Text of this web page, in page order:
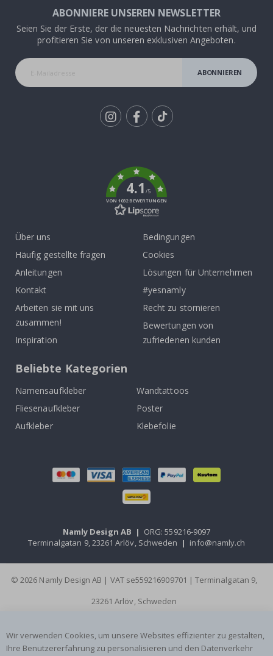
ABONNIERE UNSEREN NEWSLETTER
Seien Sie der Erste, der die neuesten Nachrichten erhält, und
profitieren Sie von unseren exklusiven Angeboten.
ABONNIEREN
4.1/5
VON 1032 BEWERTUNGEN
Über uns
Häufig gestellte fragen
Anleitungen
Kontakt
Arbeiten sie mit uns
zusammen!
Inspiration
Bedingungen
Cookies
Lösungen für Unternehmen
#yesnamly
Recht zu stornieren
Bewertungen von
zufriedenen kunden
Beliebte Kategorien
Namensaufkleber
Wandtattoos
Fliesenaufkleber
Poster
Aufkleber
Klebefolie
Namly Design AB | ORG: 559216-9097
Terminalgatan 9, 23261 Arlöv, Schweden | info@namly.ch
© 2026 Namly Design AB | VAT se559216909701 | Terminalgatan 9,
23261 Arlöv, Schweden
Wir verwenden Cookies, um unsere Websites effizienter zu gestalten,
Ihre Benutzererfahrung zu personalisieren und den Datenverkehr